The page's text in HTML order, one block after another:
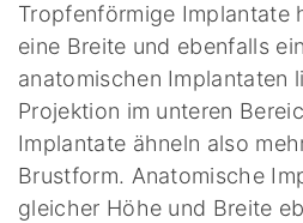
Tropfenförmige Implantate
eine Breite und ebenfalls
anatomischen Implantaten
Projektion im unteren
Implantate ähneln also
Brustform. Anatomische
gleicher Höhe und Breite